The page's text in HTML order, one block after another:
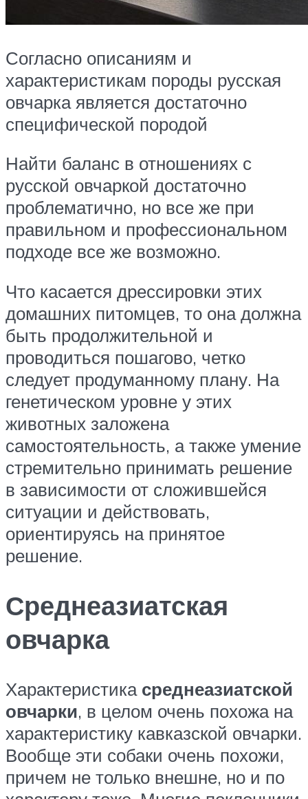
Согласно описаниям и
характеристикам породы русская
овчарка является достаточно
специфической породой
Найти баланс в отношениях с
русской овчаркой достаточно
проблематично, но все же при
правильном и профессиональном
подходе все же возможно.
Что касается дрессировки этих
домашних питомцев, то она должна
быть продолжительной и
проводиться пошагово, четко
следует продуманному плану. На
генетическом уровне у этих
животных заложена
самостоятельность, а также умение
стремительно принимать решение
в зависимости от сложившейся
ситуации и действовать,
ориентируясь на принятое
решение.
Среднеазиатская
овчарка
Характеристика среднеазиатской
овчарки, в целом очень похожа на
характеристику кавказской овчарки.
Вообще эти собаки очень похожи,
причем не только внешне, но и по